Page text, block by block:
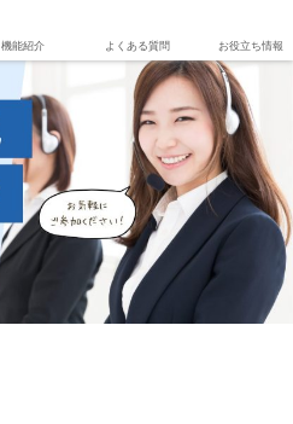
機能紹介 よくある質問 お役立ち情報